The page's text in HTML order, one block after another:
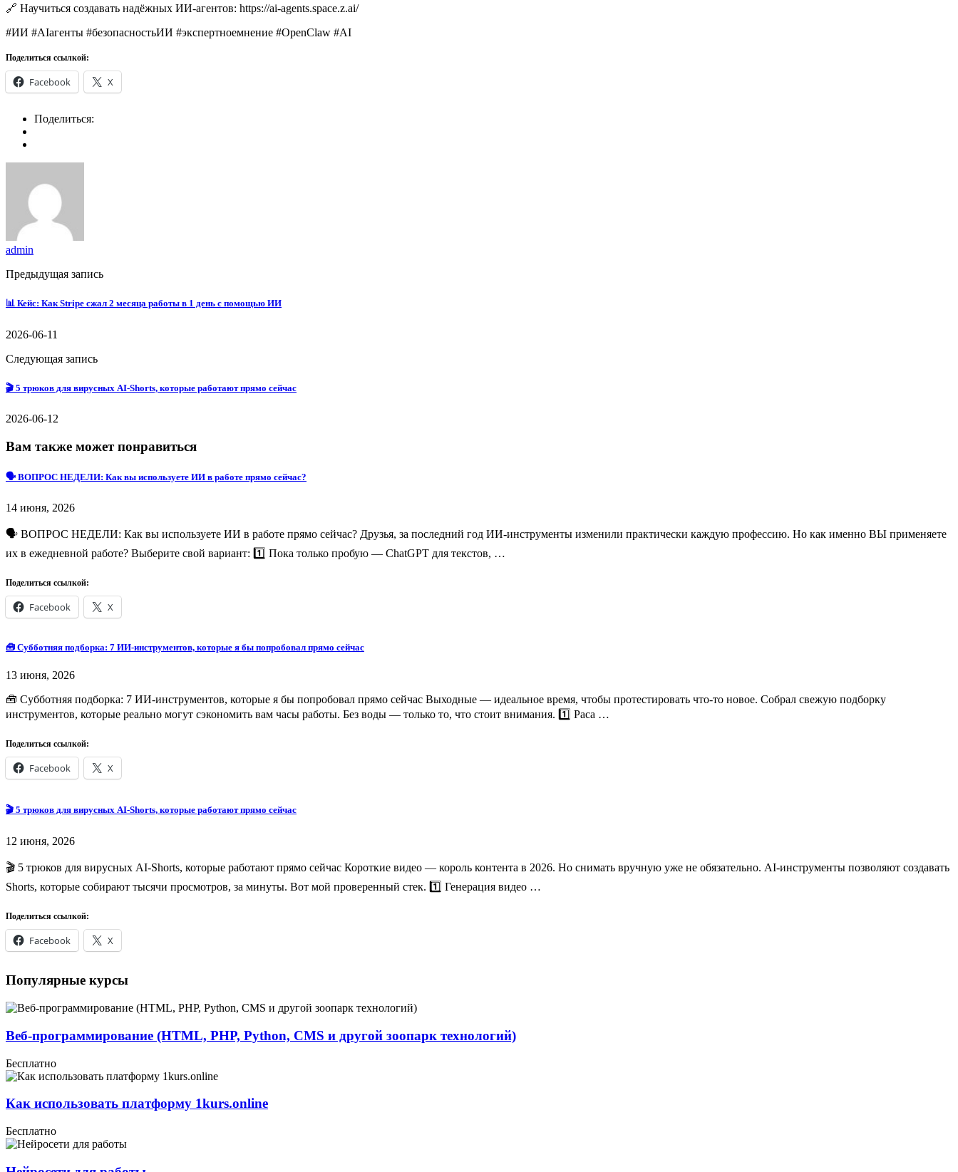
🔗 Научиться создавать надёжных ИИ-агентов: https://ai-agents.space.z.ai/
#ИИ #AIагенты #безопасностьИИ #экспертноемнение #OpenClaw #AI
Поделиться ссылкой:
Facebook X
Поделиться:
admin
Предыдущая запись
📊 Кейс: Как Stripe сжал 2 месяца работы в 1 день с помощью ИИ
2026-06-11
Следующая запись
🎬 5 трюков для вирусных AI-Shorts, которые работают прямо сейчас
2026-06-12
Вам также может понравиться
🗣 ВОПРОС НЕДЕЛИ: Как вы используете ИИ в работе прямо сейчас?
14 июня, 2026
🗣 ВОПРОС НЕДЕЛИ: Как вы используете ИИ в работе прямо сейчас? Друзья, за последний год ИИ-инструменты изменили практически каждую профессию. Но как именно ВЫ применяете
их в ежедневной работе? Выберите свой вариант: 1️⃣ Пока только пробую — ChatGPT для текстов, …
Поделиться ссылкой:
Facebook X
🧰 Субботняя подборка: 7 ИИ-инструментов, которые я бы попробовал прямо сейчас
13 июня, 2026
🧰 Субботняя подборка: 7 ИИ-инструментов, которые я бы попробовал прямо сейчас Выходные — идеальное время, чтобы протестировать что-то новое. Собрал свежую подборку
инструментов, которые реально могут сэкономить вам часы работы. Без воды — только то, что стоит внимания. 1️⃣ Paca …
Поделиться ссылкой:
Facebook X
🎬 5 трюков для вирусных AI-Shorts, которые работают прямо сейчас
12 июня, 2026
🎬 5 трюков для вирусных AI-Shorts, которые работают прямо сейчас Короткие видео — король контента в 2026. Но снимать вручную уже не обязательно. AI-инструменты позволяют создавать
Shorts, которые собирают тысячи просмотров, за минуты. Вот мой проверенный стек. 1️⃣ Генерация видео …
Поделиться ссылкой:
Facebook X
Популярные курсы
Веб-программирование (HTML, PHP, Python, CMS и другой зоопарк технологий)
Бесплатно
Как использовать платформу 1kurs.online
Бесплатно